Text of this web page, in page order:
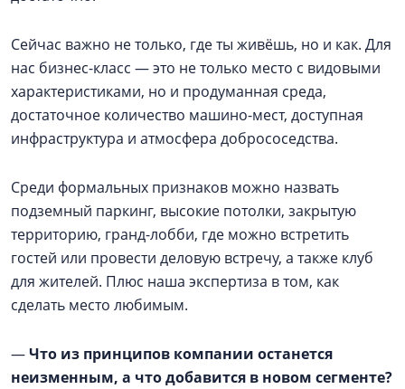
Сейчас важно не только, где ты живёшь, но и как. Для
нас бизнес-класс — это не только место с видовыми
характеристиками, но и продуманная среда,
достаточное количество машино-мест, доступная
инфраструктура и атмосфера добрососедства.
Среди формальных признаков можно назвать
подземный паркинг, высокие потолки, закрытую
территорию, гранд-лобби, где можно встретить
гостей или провести деловую встречу, а также клуб
для жителей. Плюс наша экспертиза в том, как
сделать место любимым.
—Что из принципов компании останется
неизменным, а что добавится в новом сегменте?